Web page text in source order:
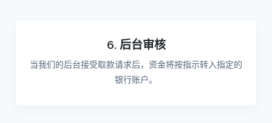
6. 后台审核
当我们的后台接受取款请求后，资金将按指示转入指定的
银行账户。